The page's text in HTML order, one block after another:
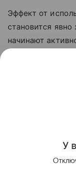
Эффект от
становится
начинают
свою силу на
возможность
У